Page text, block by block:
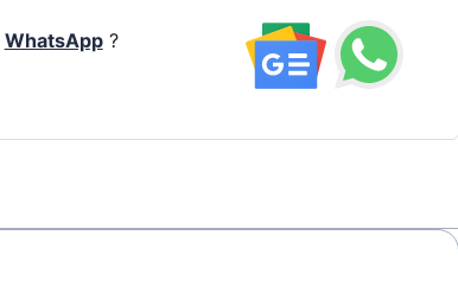
WhatsApp?